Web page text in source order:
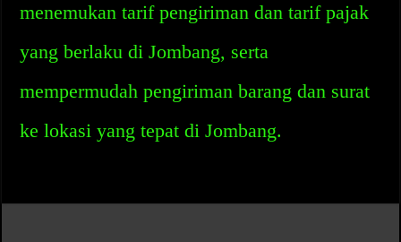
menemukan tarif pengiriman dan tarif pajak
yang berlaku di Jombang, serta
mempermudah pengiriman barang dan surat
ke lokasi yang tepat di Jombang.